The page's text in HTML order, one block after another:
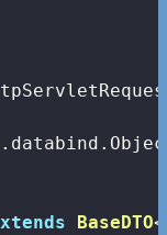
BaseDTO<